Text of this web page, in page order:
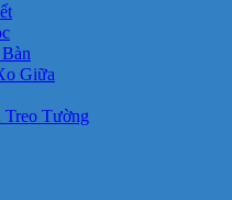
Giữa
Tường